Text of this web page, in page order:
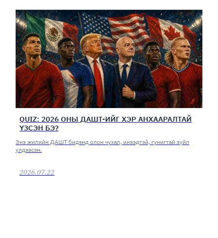
QUIZ: 2026 ОНЫ ДАШТ-ИЙГ ХЭР АНХААРАЛТАЙ
ҮЗСЭН БЭ?
Энэ жилийн ДАШТ бидэнд олон чухал, инээдтэй, гунигтай зүйл
үлдээсэн.
2026.07.22